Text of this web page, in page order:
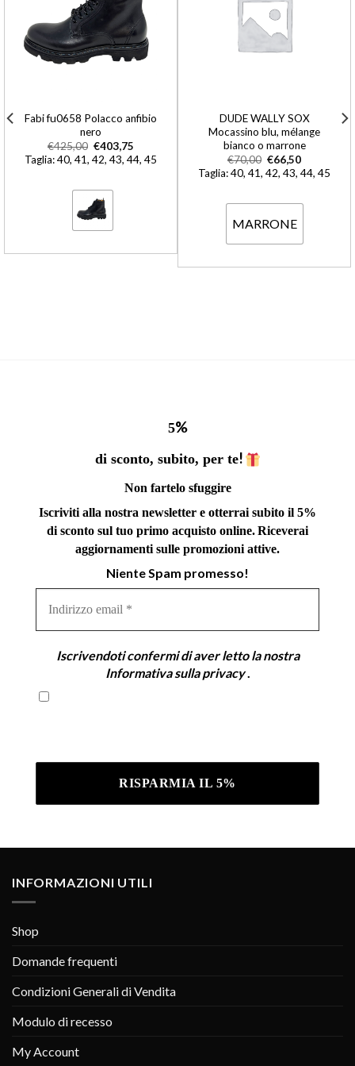
Fabi fu0658 Polacco anfibio
nero
€425,00 €403,75
Taglia: 40, 41, 42, 43, 44, 45
DUDE WALLY SOX
Mocassino blu, mélange
bianco o marrone
€70,00 €66,50
Taglia: 40, 41, 42, 43, 44, 45
MARRONE
5%
di sconto, subito, per te!
Non fartelo sfuggire
Iscriviti alla nostra newsletter e otterrai subito il 5%
di sconto sul tuo primo acquisto online.Riceverai
aggiornamenti sulle promozioni attive.
Niente Spam promesso!
email
Iscrivendoti confermi di aver letto la nostra
Informativa sulla privacy.
INFORMAZIONI UTILI
Shop
Domande frequenti
Condizioni Generali di Vendita
Modulo di recesso
My Account